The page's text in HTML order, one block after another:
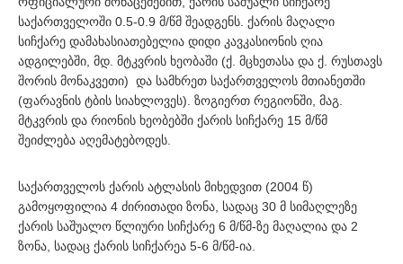
საქართველოში 0.5-0.9 მ/წმ შეადგენს. ქარის მაღალი
სიჩქარე დამახასიათებელია დიდი კავკასიონის ღია
ადგილებში, მდ. მტკვრის ხეობაში (ქ. მცხეთასა და ქ. რუსთავს
შორის მონაკვეთი) და სამხრეთ საქართველოს მთიანეთში
(ფარავნის ტბის სიახლოვეს). ზოგიერთ რეგიონში, მაგ.
მტკვრის და რიონის ხეობებში ქარის სიჩქარე 15 მ/წმ
შეიძლება აღემატებოდეს.
საქართველოს ქარის ატლასის მიხედვით (2004 წ)
გამოყოფილია 4 ძირითადი ზონა, სადაც 30 მ სიმაღლეზე
ქარის საშუალო წლიური სიჩქარე 6 მ/წმ-ზე მაღალია და 2
ზონა, სადაც ქარის სიჩქარეა 5-6 მ/წმ-ია.